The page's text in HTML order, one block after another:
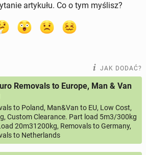
artykułu. Co o tym myślisz?
JAK DODAĆ?
Removals to Europe, Man & Van
to Poland, Man&Van to EU, Low Cost,
Custom Clearance. Part load 5m3/300kg
20m31200kg, Removals to Germany,
to Netherlands